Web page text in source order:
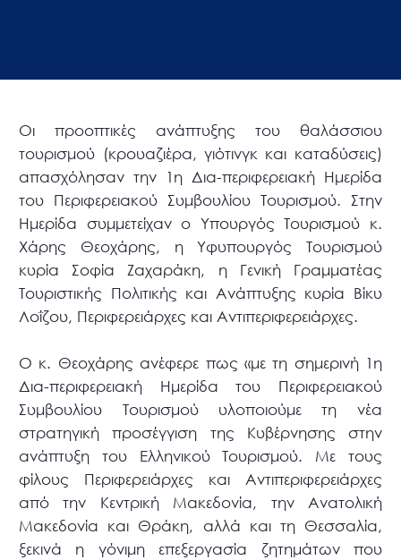
Οι προοπτικές ανάπτυξης του θαλάσσιου
τουρισμού (κρουαζιέρα, γιότινγκ και καταδύσεις)
απασχόλησαν την 1η Δια-περιφερειακή Ημερίδα
του Περιφερειακού Συμβουλίου Τουρισμού. Στην
Ημερίδα συμμετείχαν ο Υπουργός Τουρισμού κ.
Χάρης Θεοχάρης, η Υφυπουργός Τουρισμού
κυρία Σοφία Ζαχαράκη, η Γενική Γραμματέας
Τουριστικής Πολιτικής και Ανάπτυξης κυρία Βίκυ
Λοΐζου, Περιφερειάρχες και Αντιπεριφερειάρχες.
Ο κ. Θεοχάρης ανέφερε πως «με τη σημερινή 1η
Δια-περιφερειακή Ημερίδα του Περιφερειακού
Συμβουλίου Τουρισμού υλοποιούμε τη νέα
στρατηγική προσέγγιση της Κυβέρνησης στην
ανάπτυξη του Ελληνικού Τουρισμού. Με τους
φίλους Περιφερειάρχες και Αντιπεριφερειάρχες
από την Κεντρική Μακεδονία, την Ανατολική
Μακεδονία και Θράκη, αλλά και τη Θεσσαλία,
ξεκινά η γόνιμη επεξεργασία ζητημάτων που